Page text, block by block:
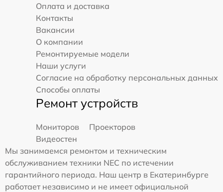
Оплата и доставка
Контакты
Вакансии
О компании
Ремонтируемые модели
Наши услуги
Согласие на обработку персональных данных
Способы оплаты
Ремонт устройств
Мониторов
Проекторов
Видеостен
Мы занимаемся ремонтом и техническим
обслуживанием техники NEC по истечении
гарантийного периода. Наш центр в Екатеринбурге
работает независимо и не имеет официальной